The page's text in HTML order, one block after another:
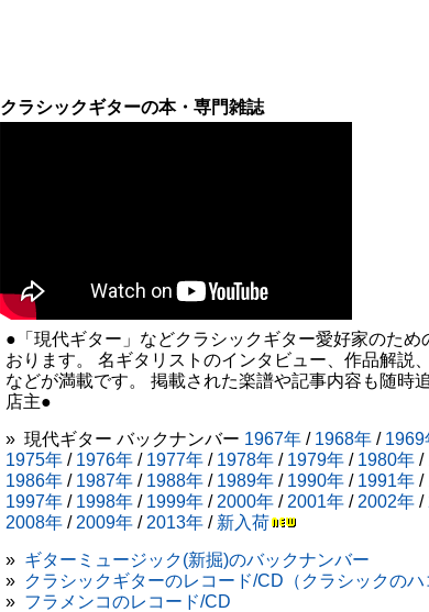
クラシックギターの本・専門雑誌
●「現代ギター」などクラシックギター愛好家のた
おります。 名ギタリストのインタビュー、作品解説
などが満載です。 掲載された楽譜や記事内容も随時
店主●
» 現代ギター バックナンバー 1967年 / 1968年 / 1969
1975年 / 1976年 / 1977年 / 1978年 / 1979年 / 1980年 /
1986年 / 1987年 / 1988年 / 1989年 / 1990年 / 1991年 /
1997年 / 1998年 / 1999年 / 2000年 / 2001年 / 2002年 /
2008年 / 2009年 / 2013年 / 新入荷
» ギターミュージック(新掘)のバックナンバー
» クラシックギターのレコード/CD（クラシックのハ
» フラメンコのレコード/CD